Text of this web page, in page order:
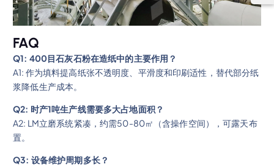
FAQ
Q1: 400目石灰石粉在造纸中的主要作用？
A1: 作为填料提高纸张不透明度、平滑度和印刷适性，替代部分纸
浆降低生产成本。
Q2: 时产1吨生产线需要多大占地面积？
A2: LM立磨系统紧凑，约需50-80㎡（含操作空间），可露天布
置。
Q3: 设备维护周期多长？